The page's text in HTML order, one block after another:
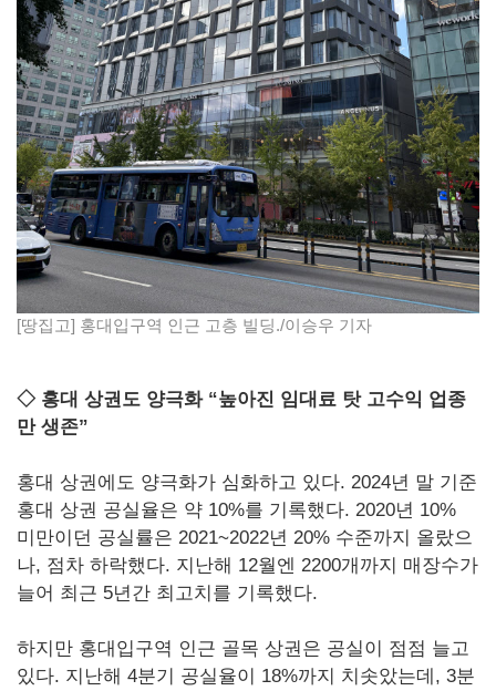
[땅집고] 홍대입구역 인근 고층 빌딩./이승우 기자
◇ 홍대 상권도 양극화 “높아진 임대료 탓 고수익 업종
만 생존”
홍대 상권에도 양극화가 심화하고 있다. 2024년 말 기준
홍대 상권 공실율은 약 10%를 기록했다. 2020년 10%
미만이던 공실률은 2021~2022년 20% 수준까지 올랐으
나, 점차 하락했다. 지난해 12월엔 2200개까지 매장수가
늘어 최근 5년간 최고치를 기록했다.
하지만 홍대입구역 인근 골목 상권은 공실이 점점 늘고
있다. 지난해 4분기 공실율이 18%까지 치솟았는데, 3분